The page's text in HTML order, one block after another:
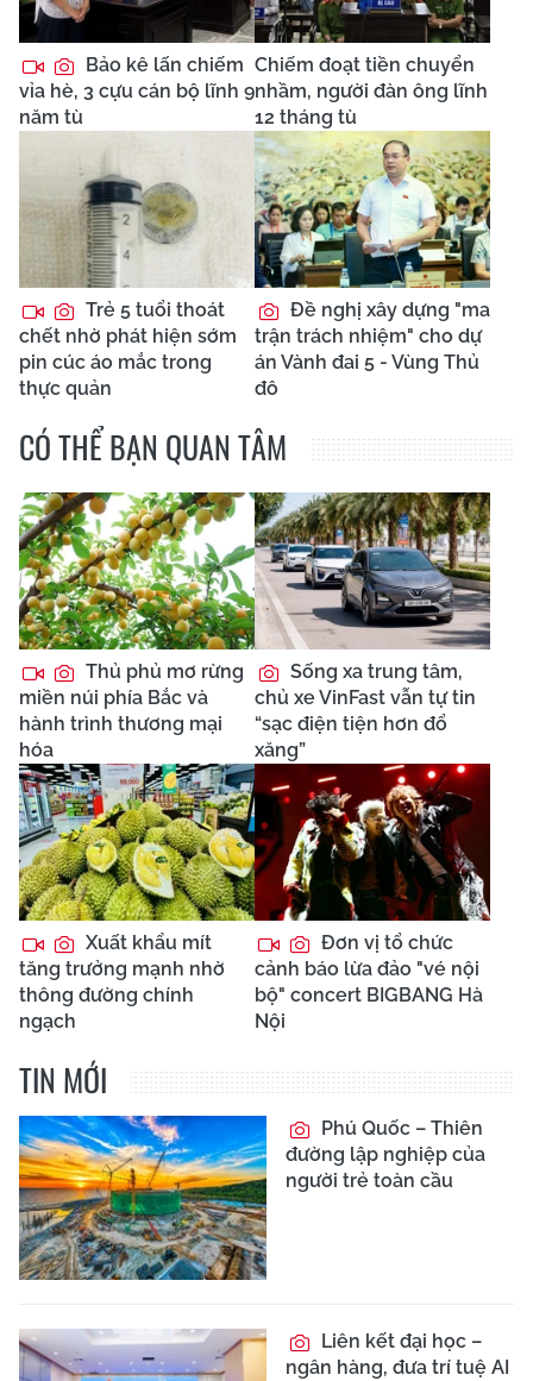
Bảo kê lấn chiếm
vỉa hè, 3 cựu cán bộ lĩnh 9
năm tù
Chiếm đoạt tiền chuyển
nhầm, người đàn ông lĩnh
12 tháng tù
Trẻ 5 tuổi thoát
chết nhờ phát hiện sớm
pin cúc áo mắc trong
thực quản
Đề nghị xây dựng "ma
trận trách nhiệm" cho dự
án Vành đai 5 - Vùng Thủ
đô
CÓ THỂ BẠN QUAN TÂM
Thủ phủ mơ rừng
miền núi phía Bắc và
hành trình thương mại
hóa
Sống xa trung tâm,
chủ xe VinFast vẫn tự tin
“sạc điện tiện hơn đổ
xăng”
Xuất khẩu mít
tăng trưởng mạnh nhờ
thông đường chính
ngạch
Đơn vị tổ chức
cảnh báo lừa đảo "vé nội
bộ" concert BIGBANG Hà
Nội
TIN MỚI
Phú Quốc – Thiên
đường lập nghiệp của
người trẻ toàn cầu
Liên kết đại học –
ngân hàng, đưa trí tuệ AI